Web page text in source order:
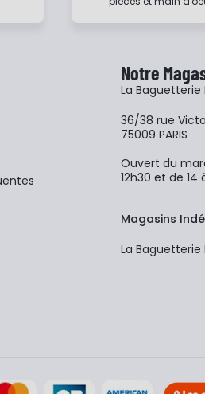
Notre
La Baguetterie
36/38 rue
75009 PARIS
Ouvert du
12h30 et de 14
Magasins
La Baguetterie